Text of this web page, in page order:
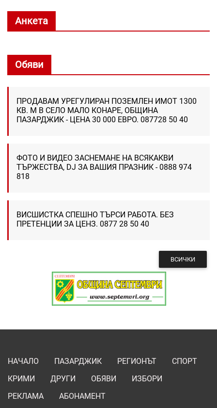
Анкета
Обяви
ПРОДАВАМ УРЕГУЛИРАН ПОЗЕМЛЕН ИМОТ 1300
КВ. М В СЕЛО МАЛО КОНАРЕ, ОБЩИНА
ПАЗАРДЖИК - ЦЕНА 30 000 ЕВРО. 087728 50 40
ФОТО И ВИДЕО ЗАСНЕМАНЕ НА ВСЯКАКВИ
ТЪРЖЕСТВА, DJ ЗА ВАШИЯ ПРАЗНИК - 0888 974
818
ВИСШИСТКА СПЕШНО ТЪРСИ РАБОТА. БЕЗ
ПРЕТЕНЦИИ ЗА ЦЕНЗ. 0877 28 50 40
ВСИЧКИ
НАЧАЛО ПАЗАРДЖИК РЕГИОНЪТ
СПОРТ
КРИМИ
ДРУГИ ОБЯВИ
ИЗБОРИ
РЕКЛАМА
АБОНАМЕНТ